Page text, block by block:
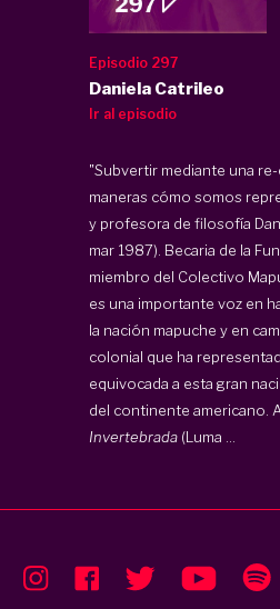
Episodio 297
Daniela Catrileo
Ir al episodio
"Subvertir mediante una
maneras cómo somos
y profesora de filosofía
mar 1987). Becaria de la
miembro del Colectivo
es una importante voz en
la nación mapuche y en
colonial que ha
equivocada a esta gran
del continente americano.
Invertebrada (Luma ...